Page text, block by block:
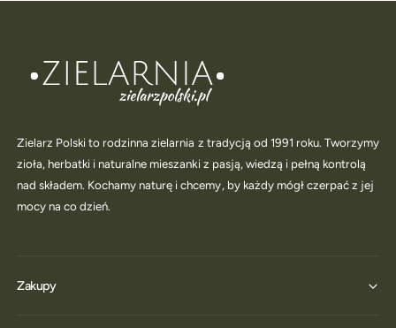
Zielarz Polski to rodzinna zielarnia z tradycją od 1991 roku. Tworzymy
zioła, herbatki i naturalne mieszanki z pasją, wiedzą i pełną kontrolą
nad składem. Kochamy naturę i chcemy, by każdy mógł czerpać z jej
mocy na co dzień.
Zakupy